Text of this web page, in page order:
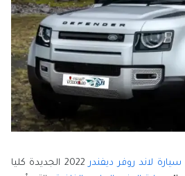
سيارة لاند روفر ديفندر
2022 الجديدة كليا